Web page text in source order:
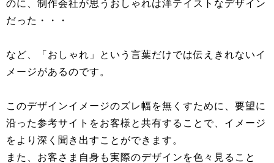
のに、制作会社が思うおしゃれは洋テイストなデザイン
だった・・・
など、「おしゃれ」という言葉だけでは伝えきれないイ
メージがあるのです。
このデザインイメージのズレ幅を無くすために、要望に
沿った参考サイトをお客様と共有することで、イメージ
をより深く聞き出すことができます。
また、お客さま自身も実際のデザインを色々見ること